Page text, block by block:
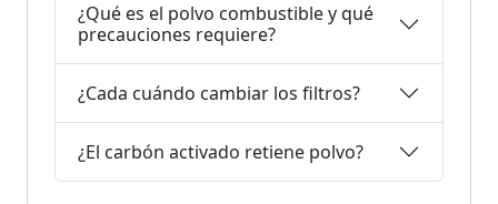
¿Qué es el polvo combustible y qué
precauciones requiere?
¿Cada cuándo cambiar los filtros?
¿El carbón activado retiene polvo?